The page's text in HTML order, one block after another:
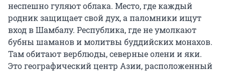
неспешно гуляют облака. Место, где каждый
родник защищает свой дух, а паломники ищут
вход в Шамбалу. Республика, где не умолкают
бубны шаманов и молитвы буддийских монахов.
Там обитают верблюды, северные олени и яки.
Это географический центр Азии, расположенный